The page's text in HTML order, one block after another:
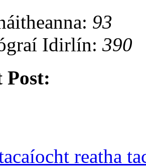
93
Idirlín: 390
Post:
reatha